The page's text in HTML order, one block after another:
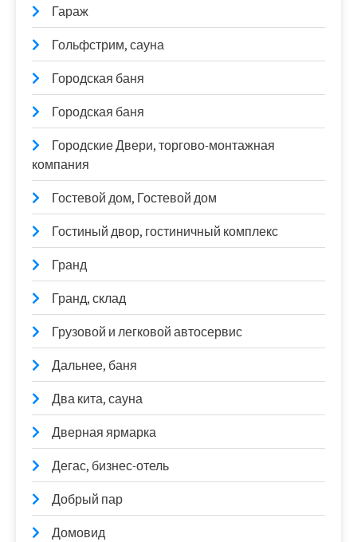
Гараж
Гольфстрим, сауна
Городская баня
Городская баня
Городские Двери, торгово-монтажная
компания
Гостевой дом, Гостевой дом
Гостиный двор, гостиничный комплекс
Гранд
Гранд, склад
Грузовой и легковой автосервис
Дальнее, баня
Два кита, сауна
Дверная ярмарка
Дегас, бизнес-отель
Добрый пар
Домовид